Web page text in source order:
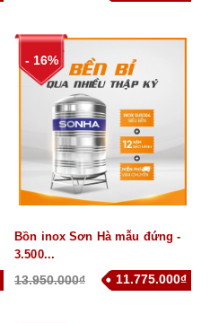
- 16%
Bồn inox Sơn Hà mẫu đứng -
3.500...
13.950.000₫ 11.775.000₫